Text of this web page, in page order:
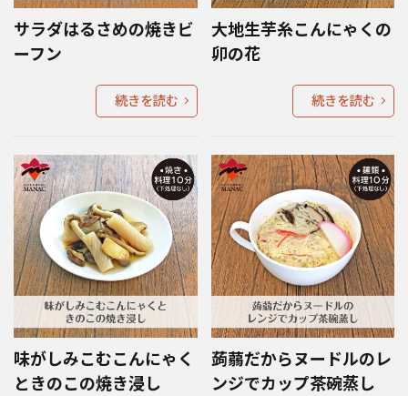
サラダはるさめの焼きビ
ーフン
続きを読む
大地生芋糸こんにゃくの
卯の花
続きを読む
味がしみこむこんにゃく
ときのこの焼き浸し
蒟蒻だからヌードルのレ
ンジでカップ茶碗蒸し